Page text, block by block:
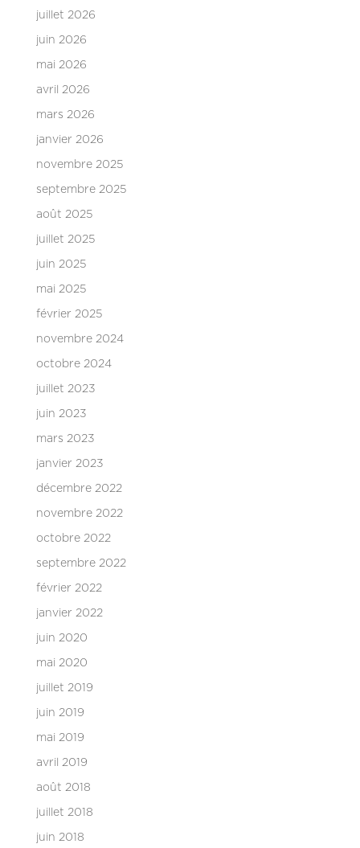
juillet 2026
juin 2026
mai 2026
avril 2026
mars 2026
janvier 2026
novembre 2025
septembre 2025
août 2025
juillet 2025
juin 2025
mai 2025
février 2025
novembre 2024
octobre 2024
juillet 2023
juin 2023
mars 2023
janvier 2023
décembre 2022
novembre 2022
octobre 2022
septembre 2022
février 2022
janvier 2022
juin 2020
mai 2020
juillet 2019
juin 2019
mai 2019
avril 2019
août 2018
juillet 2018
juin 2018